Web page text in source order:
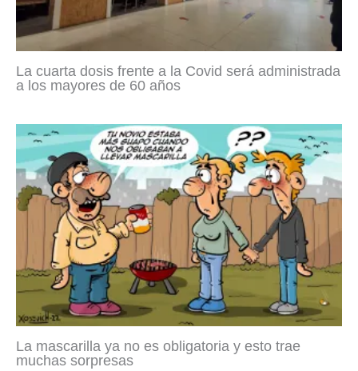
La cuarta dosis frente a la Covid será administrada
a los mayores de 60 años
La mascarilla ya no es obligatoria y esto trae
muchas sorpresas